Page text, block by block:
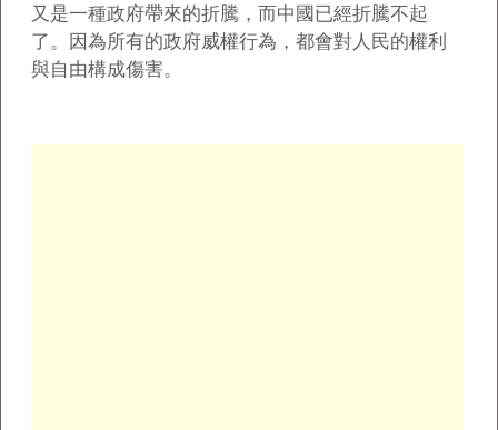
又是一種政府帶來的折騰，而中國已經折騰不起
了。因為所有的政府威權行為，都會對人民的權利
與自由構成傷害。